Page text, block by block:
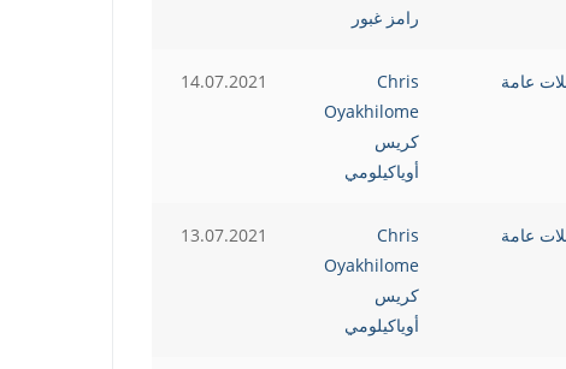
رامز غبور
Chris
Oyakhilome
كريس
أوياكيلومي
14.07.2021
Chris
Oyakhilome
كريس
أوياكيلومي
13.07.2021